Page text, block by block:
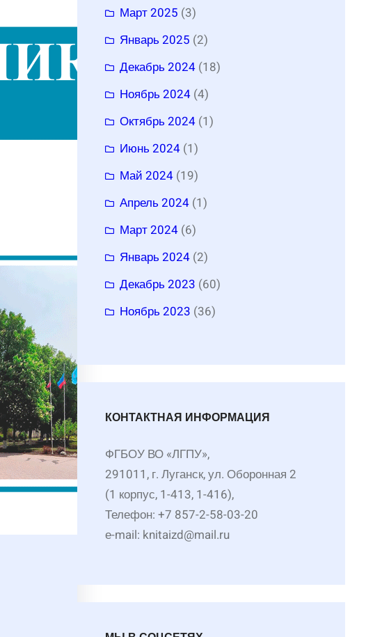
Март 2025 (3)
Январь 2025 (2)
Декабрь 2024(18)
Ноябрь 2024(4)
Октябрь 2024(1)
Июнь 2024(1)
Май 2024(19)
Апрель 2024(1)
Март 2024(6)
Январь 2024(2)
Декабрь 2023 (60)
Ноябрь 2023 (36)
КОНТАКТНАЯ ИНФОРМАЦИЯ
ФГБОУ ВО «ЛГПУ»,
291011, г. Луганск, ул. Оборонная 2
(1 корпус, 1-413, 1-416),
Телефон: +7 857-2-58-03-20
е-mail: knitaizd@mail.ru